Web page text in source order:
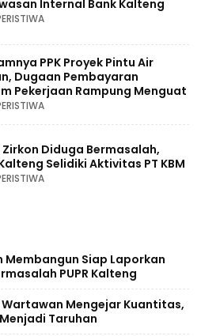
Internal Bank Kalteng
PPK Proyek Pintu Air
Dugaan Pembayaran
Pekerjaan Rampung Menguat
Zirkon Diduga Bermasalah,
Selidiki Aktivitas PT KBM
Membangun Siap Laporkan
PUPR Kalteng
Mengejar Kuantitas,
Taruhan